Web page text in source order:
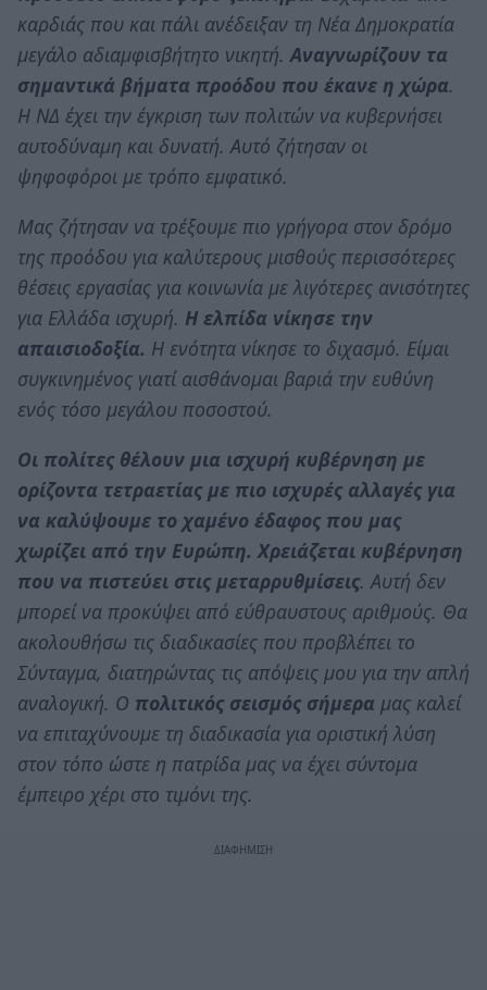
καρδιάς που και πάλι ανέδειξαν τη Νέα Δημοκρατία
μεγάλο αδιαμφισβήτητο νικητή.Αναγνωρίζουν τα
σημαντικά βήματα προόδου που έκανε η χώρα.
Η ΝΔ έχει την έγκριση των πολιτών να κυβερνήσει
αυτοδύναμη και δυνατή. Αυτό ζήτησαν οι
ψηφοφόροι με τρόπο εμφατικό.
Μας ζήτησαν να τρέξουμε πιο γρήγορα στον δρόμο
της προόδου για καλύτερους μισθούς περισσότερες
θέσεις εργασίας για κοινωνία με λιγότερες ανισότητες
για Ελλάδα ισχυρή. Η ελπίδα νίκησε την
απαισιοδοξία. Η ενότητα νίκησε το διχασμό. Είμαι
συγκινημένος γιατί αισθάνομαι βαριά την ευθύνη
ενός τόσο μεγάλου ποσοστού.
Οι πολίτες θέλουν μια ισχυρή κυβέρνηση με
ορίζοντα τετραετίας με πιο ισχυρές αλλαγές για
να καλύψουμε το χαμένο έδαφος που μας
χωρίζει από την Ευρώπη. Χρειάζεται κυβέρνηση
που να πιστεύει στις μεταρρυθμίσεις. Αυτή δεν
μπορεί να προκύψει από εύθραυστους αριθμούς. Θα
ακολουθήσω τις διαδικασίες που προβλέπει το
Σύνταγμα, διατηρώντας τις απόψεις μου για την απλή
αναλογική. Ο πολιτικός σεισμός σήμερα μας καλεί
να επιταχύνουμε τη διαδικασία για οριστική λύση
στον τόπο ώστε η πατρίδα μας να έχει σύντομα
έμπειρο χέρι στο τιμόνι της.